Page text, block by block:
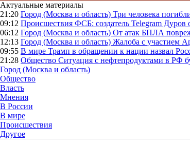
Актуальные материалы
21:20 Город (Москва и область) Три человека
09:12 Происшествия ФСБ: создатель Telegram Дуров
06:12 Город (Москва и область) От атак БПЛА
12:13 Город (Москва и область) Жалоба с участием
09:55 В мире Трамп в обращении к нации назвал
21:28 Общество Ситуация с нефтепродуктами в РФ
Город (Москва и область)
Общество
Власть
Мнения
В России
В мире
Происшествия
Другое